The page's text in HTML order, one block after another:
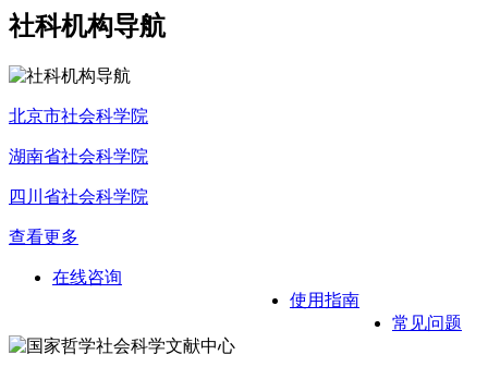
社科机构导航
北京市社会科学院
湖南省社会科学院
四川省社会科学院
查看更多
在线咨询
使用指南
常见问题